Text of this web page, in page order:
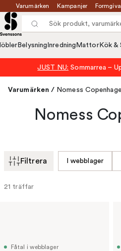
Varumärken Kampanjer
Belysning Inredning MattorKök &
JUST NU: Sommarrea –
Varumärken / Nomess
Nomess
Filtrera I webblager
21 träffar
Fåtal i webblager